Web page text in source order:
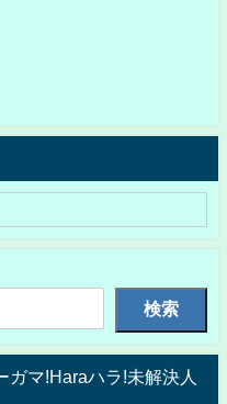
検索
ガマ!Haraハラ!未解決人